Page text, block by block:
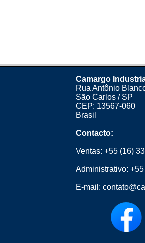
Camargo
Rua Antônio
São Carlos / SP
CEP: 13567-060
Brasil
Contacto:
Ventas: +55 (16)
Administrativo:
E-mail: